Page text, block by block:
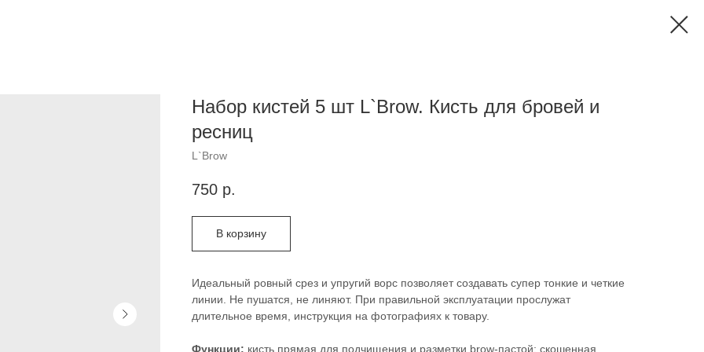
Набор кистей 5 шт L`Brow. Кисть для бровей и
ресниц
L`Brow
750 р.
В корзину
Идеальный ровный срез и упругий ворс позволяет создавать супер тонкие и четкие
линии. Не пушатся, не линяют. При правильной эксплуатации прослужат
длительное время, инструкция на фотографиях к товару.
Функции: кисть прямая для подчищения и разметки brow-пастой; скошенная